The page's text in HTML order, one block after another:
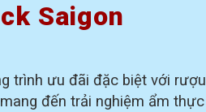
Saigon
trình ưu đãi đặc biệt với rượu
đến trải nghiệm ẩm thực